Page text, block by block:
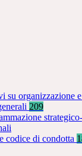
su organizzazione
209
codice di condotta